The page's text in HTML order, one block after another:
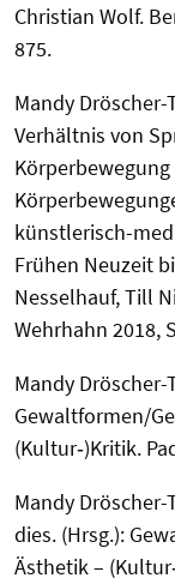
Christian Wolf.
875.
Mandy
Verhältnis von
künstlerisch-
Frühen Neuzeit
Nesselhauf, Till
Wehrhahn 2018,
Mandy
Gewaltformen/
(Kultur‑)Kritik.
Mandy
dies. (Hrsg.):
Ästhetik –